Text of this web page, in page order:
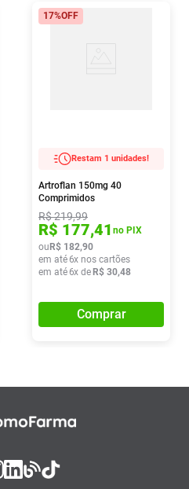
17%OFF
Restam 1 unidades!
Artroflan 150mg 40
Comprimidos
R$219,99
R$ 177,41 no PIX
ou R$ 182,90
em até6x nos cartões
em até6x de R$ 30,48
Comprar